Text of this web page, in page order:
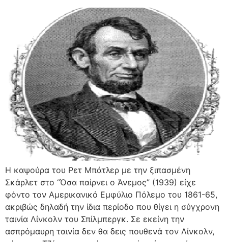
Η καψούρα του Ρετ Μπάτλερ με την ξιπασμένη
Σκάρλετ στο “Όσα παίρνει ο Άνεμος” (1939) είχε
φόντο τον Αμερικανικό Εμφύλιο Πόλεμο του 1861-65,
ακριβώς δηλαδή την ίδια περίοδο που θίγει η σύγχρονη
ταινία Λίνκολν του Σπίλμπεργκ. Σε εκείνη την
ασπρόμαυρη ταινία δεν θα δεις πουθενά τον Λίνκολν,